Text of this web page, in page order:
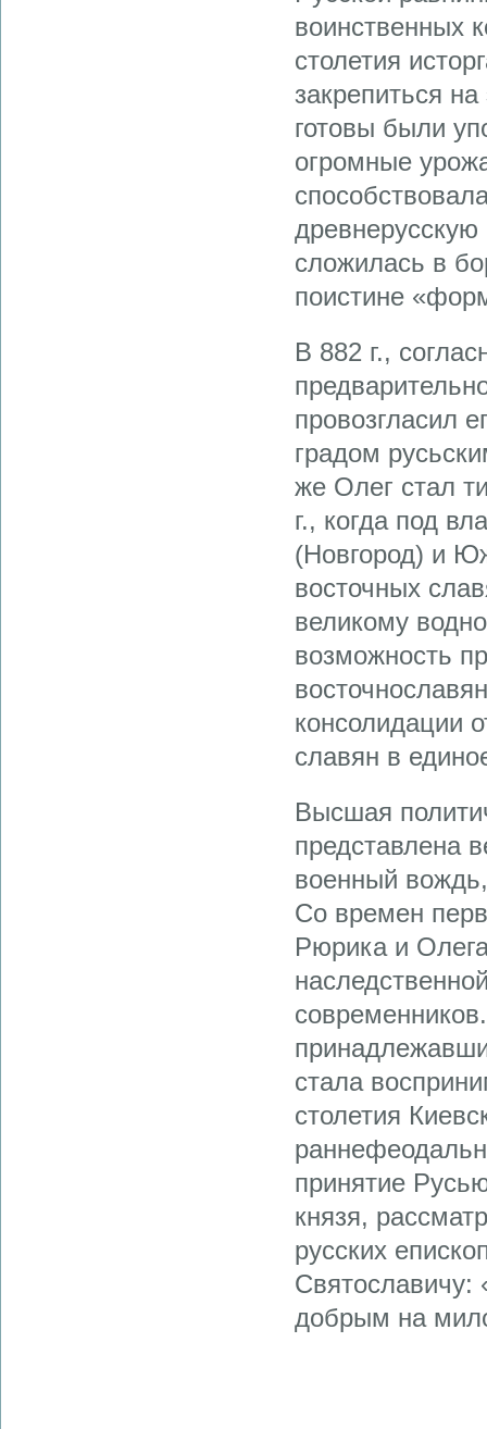
воинственных
столетия
закрепиться
готовы были
огромные
сложилась в
поистине
В 882 г.,
провозгласил
градом
же Олег стал
г., когда под
(Новгород) и
восточных
великому
возможность
консолидации
славян в
Высшая
представлена
военный
Со времен
Рюрика и
стала
столетия
принятие
князя,
русских
Святославичу:
добрым на